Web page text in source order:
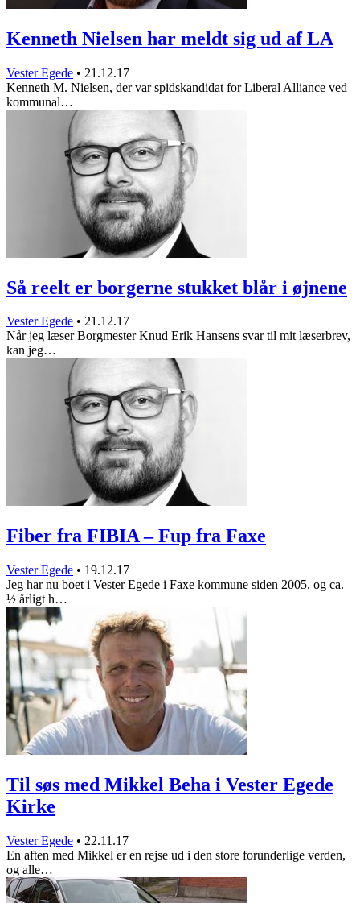
Kenneth Nielsen har meldt sig ud af LA
Vester Egede • 21.12.17
Kenneth M. Nielsen, der var spidskandidat for Liberal Alliance ved
kommunal…
Så reelt er borgerne stukket blår i øjnene
Vester Egede • 21.12.17
Når jeg læser Borgmester Knud Erik Hansens svar til mit læserbrev,
kan jeg…
Fiber fra FIBIA – Fup fra Faxe
Vester Egede • 19.12.17
Jeg har nu boet i Vester Egede i Faxe kommune siden 2005, og ca.
½ årligt h…
Til søs med Mikkel Beha i Vester Egede
Kirke
Vester Egede • 22.11.17
En aften med Mikkel er en rejse ud i den store forunderlige verden,
og alle…